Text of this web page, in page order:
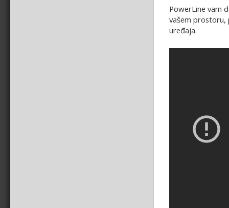
PowerLine vam
vašem prostoru,
uređaja.